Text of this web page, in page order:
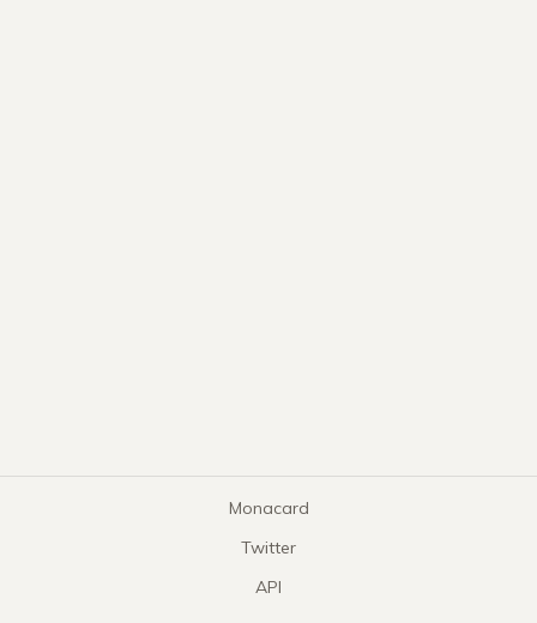
Monacard
Twitter
API